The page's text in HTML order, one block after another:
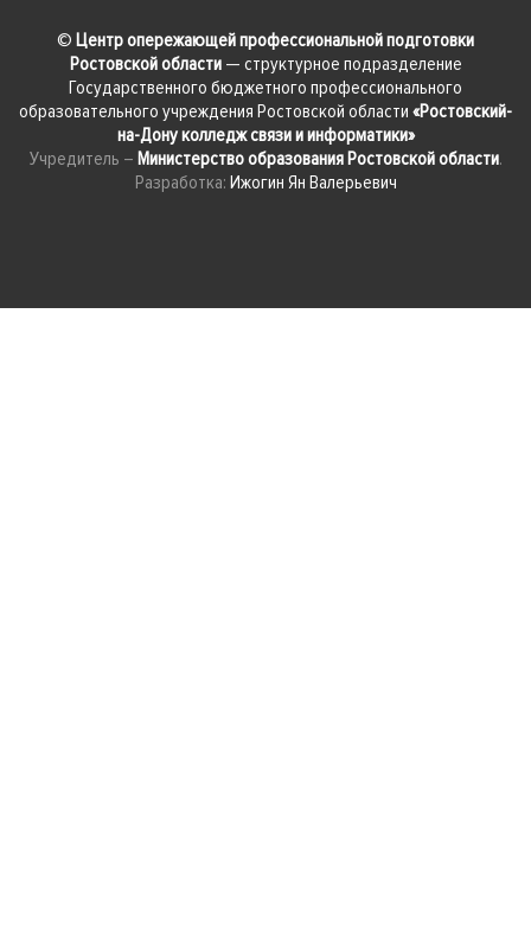
© Центр опережающей профессиональной подготовки
Ростовской области— структурное подразделение
Государственного бюджетного профессионального
образовательного учреждения Ростовской области «Ростовский-
на-Дону колледж связи и информатики»
Учредитель – Министерство образования Ростовской области.
Разработка: Ижогин Ян Валерьевич